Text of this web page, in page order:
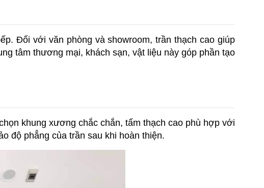
Đối với văn phòng và showroom, trần thạch cao giúp
tâm thương mại, khách sạn, vật liệu này góp phần tạo
khung xương chắc chắn, tấm thạch cao phù hợp với
độ phẳng của trần sau khi hoàn thiện.